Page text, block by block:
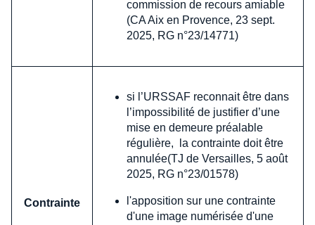
commission de recours amiable
(CA Aix en Provence, 23 sept.
2025, RG n°23/14771)
Contrainte
si l’URSSAF reconnait être dans
l’impossibilité de justifier d’une
mise en demeure préalable
régulière, la contrainte doit être
annulée(TJ de Versailles, 5 août
2025, RG n°23/01578)
l'apposition sur une contrainte
d'une image numérisée d'une